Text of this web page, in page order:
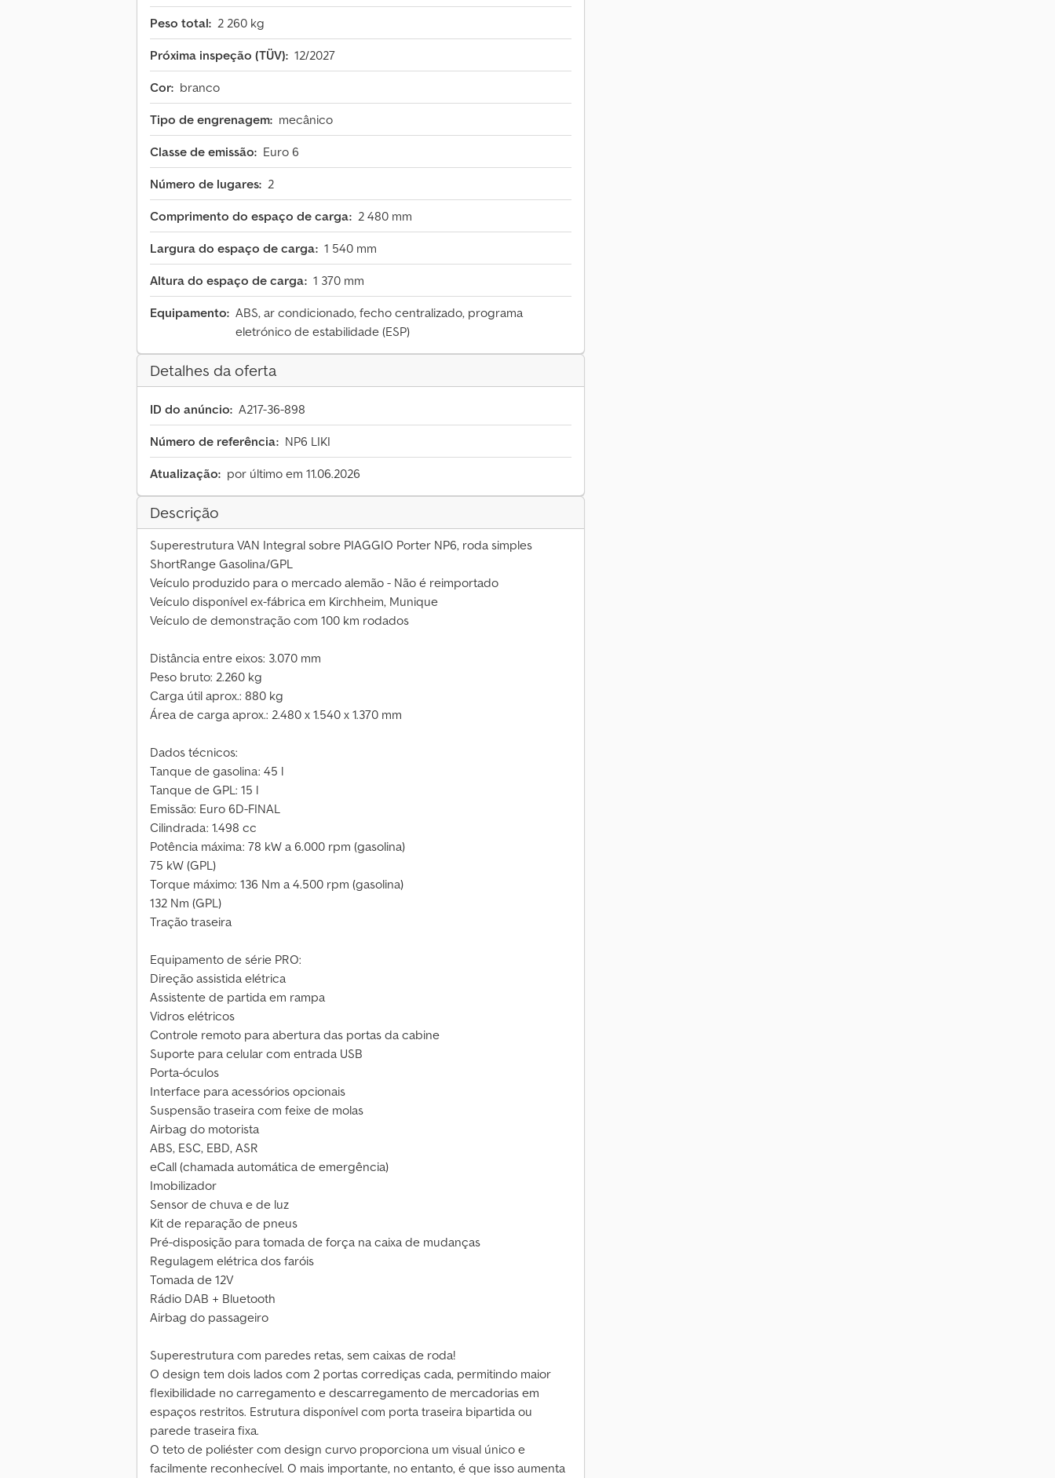
Peso total: 2 260 kg
Próxima inspeção (TÜV): 12/2027
Cor: branco
Tipo de engrenagem: mecânico
Classe de emissão: Euro 6
Número de lugares: 2
Comprimento do espaço de carga: 2 480 mm
Largura do espaço de carga: 1 540 mm
Altura do espaço de carga: 1 370 mm
Equipamento: ABS, ar condicionado, fecho centralizado, programa
eletrónico de estabilidade (ESP)
Detalhes da oferta
ID do anúncio: A217-36-898
Número de referência: NP6 LIKI
Atualização: por último em 11.06.2026
Descrição
Superestrutura VAN Integral sobre PIAGGIO Porter NP6, roda simples
ShortRange Gasolina/GPL
Veículo produzido para o mercado alemão - Não é reimportado
Veículo disponível ex-fábrica em Kirchheim, Munique
Veículo de demonstração com 100 km rodados
Distância entre eixos: 3.070 mm
Peso bruto: 2.260 kg
Carga útil aprox.: 880 kg
Área de carga aprox.: 2.480 x 1.540 x 1.370 mm
Dados técnicos:
Tanque de gasolina: 45 l
Tanque de GPL: 15 l
Emissão: Euro 6D-FINAL
Cilindrada: 1.498 cc
Potência máxima: 78 kW a 6.000 rpm (gasolina)
75 kW (GPL)
Torque máximo: 136 Nm a 4.500 rpm (gasolina)
132 Nm (GPL)
Tração traseira
Equipamento de série PRO:
Direção assistida elétrica
Assistente de partida em rampa
Vidros elétricos
Controle remoto para abertura das portas da cabine
Suporte para celular com entrada USB
Porta-óculos
Interface para acessórios opcionais
Suspensão traseira com feixe de molas
Airbag do motorista
ABS, ESC, EBD, ASR
eCall (chamada automática de emergência)
Imobilizador
Sensor de chuva e de luz
Kit de reparação de pneus
Pré-disposição para tomada de força na caixa de mudanças
Regulagem elétrica dos faróis
Tomada de 12V
Rádio DAB + Bluetooth
Airbag do passageiro
Superestrutura com paredes retas, sem caixas de roda!
O design tem dois lados com 2 portas corrediças cada, permitindo maior
flexibilidade no carregamento e descarregamento de mercadorias em
espaços restritos. Estrutura disponível com porta traseira bipartida ou
parede traseira fixa.
O teto de poliéster com design curvo proporciona um visual único e
facilmente reconhecível. O mais importante, no entanto, é que isso aumenta